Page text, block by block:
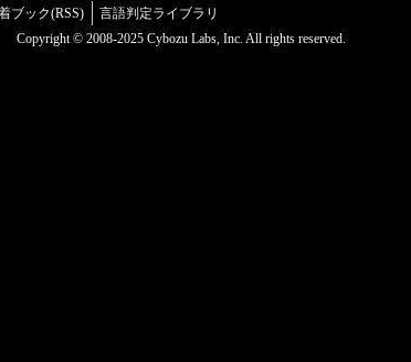
ブック(RSS)
言語判定ライブラリ
Copyright © 2008-2025 Cybozu Labs, Inc. All rights reserved.